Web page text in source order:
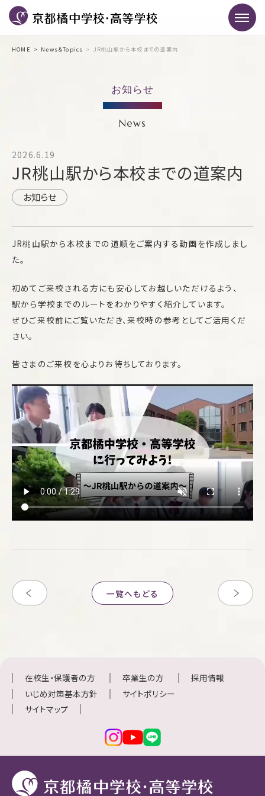
HOME News＆Topics JR桃山駅から本校までの道案内
お知らせ
News
2026.6.19
JR桃山駅から本校までの道案内
お知らせ
JR桃山駅から本校までの道順をご案内する動画を作成しまし
た。
初めてご来校される方にも安心してお越しいただけるよう、
駅から学校までのルートをわかりやすく紹介しています。
ぜひご来校前にご覧いただき、来校時の参考としてご活用くだ
さい。
皆さまのご来校を心よりお待ちしております。
一覧へもどる
在校生・保護者の方 卒業生の方
採用情報
いじめ対策基本方針
サイトポリシー
サイトマップ